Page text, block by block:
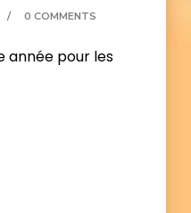
0 COMMENTS
année pour les